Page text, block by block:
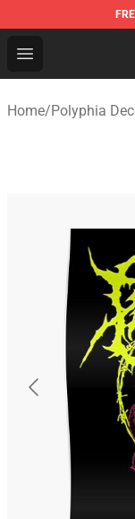
Open menu
Polyphia
Home/Polyphia